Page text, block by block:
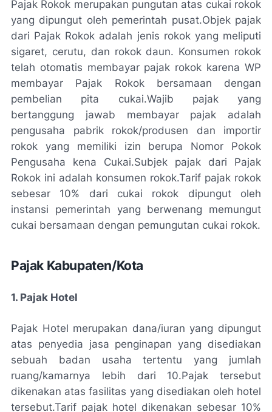
Pajak Rokok merupakan pungutan atas cukai rokok
yang dipungut oleh pemerintah pusat.Objek pajak
dari Pajak Rokok adalah jenis rokok yang meliputi
sigaret, cerutu, dan rokok daun. Konsumen rokok
telah otomatis membayar pajak rokok karena WP
membayar Pajak Rokok bersamaan dengan
pembelian pita cukai.Wajib pajak yang
bertanggung jawab membayar pajak adalah
pengusaha pabrik rokok/produsen dan importir
rokok yang memiliki izin berupa Nomor Pokok
Pengusaha kena Cukai.Subjek pajak dari Pajak
Rokok ini adalah konsumen rokok.Tarif pajak rokok
sebesar 10% dari cukai rokok dipungut oleh
instansi pemerintah yang berwenang memungut
cukai bersamaan dengan pemungutan cukai rokok.
Pajak Kabupaten/Kota
1. Pajak Hotel
Pajak Hotel merupakan dana/iuran yang dipungut
atas penyedia jasa penginapan yang disediakan
sebuah badan usaha tertentu yang jumlah
ruang/kamarnya lebih dari 10.Pajak tersebut
dikenakan atas fasilitas yang disediakan oleh hotel
tersebut.Tarif pajak hotel dikenakan sebesar 10%